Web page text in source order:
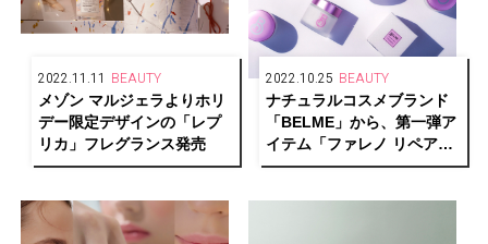
2022.11.11 BEAUTY
メゾン マルジェラよりホリ
デー限定デザインの「レプ
リカ」フレグランス発売
2022.10.25 BEAUTY
ナチュラルコスメブランド
「BELME」から、第一弾ア
イテム「ファレノ リペアク
リーム」が登場